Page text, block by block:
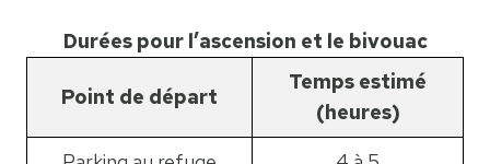
Durées pour l’ascension et le bivouac
Point de départ
Temps estimé
(heures)